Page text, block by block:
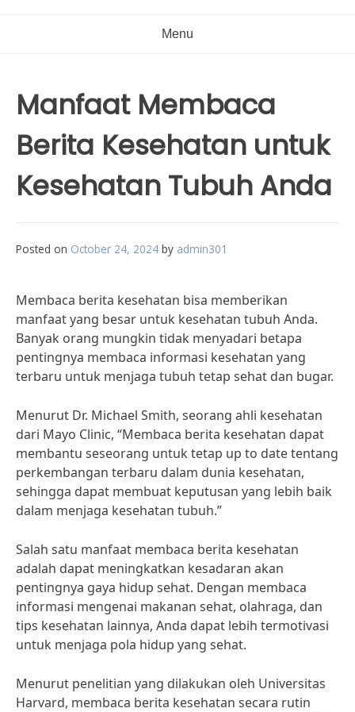
Menu
Manfaat Membaca
Berita Kesehatan untuk
Kesehatan Tubuh Anda
Posted on October 24, 2024 by admin301
Membaca berita kesehatan bisa memberikan
manfaat yang besar untuk kesehatan tubuh Anda.
Banyak orang mungkin tidak menyadari betapa
pentingnya membaca informasi kesehatan yang
terbaru untuk menjaga tubuh tetap sehat dan bugar.
Menurut Dr. Michael Smith, seorang ahli kesehatan
dari Mayo Clinic, “Membaca berita kesehatan dapat
membantu seseorang untuk tetap up to date tentang
perkembangan terbaru dalam dunia kesehatan,
sehingga dapat membuat keputusan yang lebih baik
dalam menjaga kesehatan tubuh.”
Salah satu manfaat membaca berita kesehatan
adalah dapat meningkatkan kesadaran akan
pentingnya gaya hidup sehat. Dengan membaca
informasi mengenai makanan sehat, olahraga, dan
tips kesehatan lainnya, Anda dapat lebih termotivasi
untuk menjaga pola hidup yang sehat.
Menurut penelitian yang dilakukan oleh Universitas
Harvard, membaca berita kesehatan secara rutin